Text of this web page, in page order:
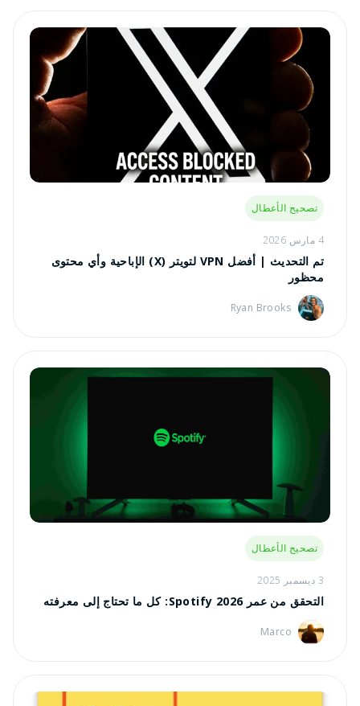
تصحيح الأعطال
4 مارس 2026
تم التحديث | أفضل VPN لتويتر (X) الإباحية وأي محتوى
محظور
Ryan Brooks
تصحيح الأعطال
3 ديسمبر 2025
التحقق من عمر Spotify 2026: كل ما تحتاج إلى معرفته
Marco